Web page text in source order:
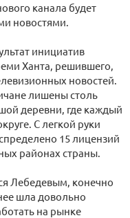
канала будет
новостями.
инициатив
Ханта, решившего,
новостей.
лишены столь
деревни, где каждый
С легкой руки
15 лицензий
районах страны.
Лебедевым, конечно
шла довольно
на рынке